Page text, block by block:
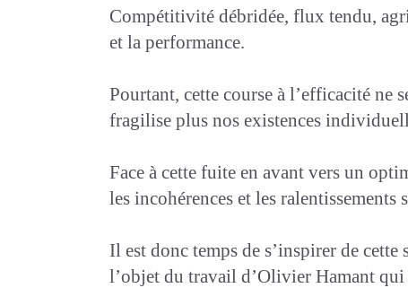
Compétitivité débridée, flux tendu,
et la performance.
Pourtant, cette course à l’efficacité ne
fragilise plus nos existences
Face à cette fuite en avant vers un
les incohérences et les
Il est donc temps de s’inspirer de
l’objet du travail d’Olivier Hamant qui